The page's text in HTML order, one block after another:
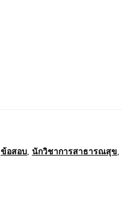
ข้อสอบ, นักวิชาการสาธารณสุข,